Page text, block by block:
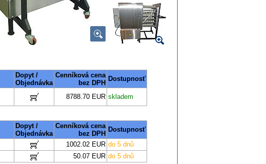
Dopyt /
Objednávka
Cenníková cena
bez DPH
Dostupnosť
8788.70 EUR skladem
Dopyt /
Objednávka
Cenníková cena
bez DPH
Dostupnosť
1002.02 EUR do 5 dnů
50.07 EUR do 5 dnů